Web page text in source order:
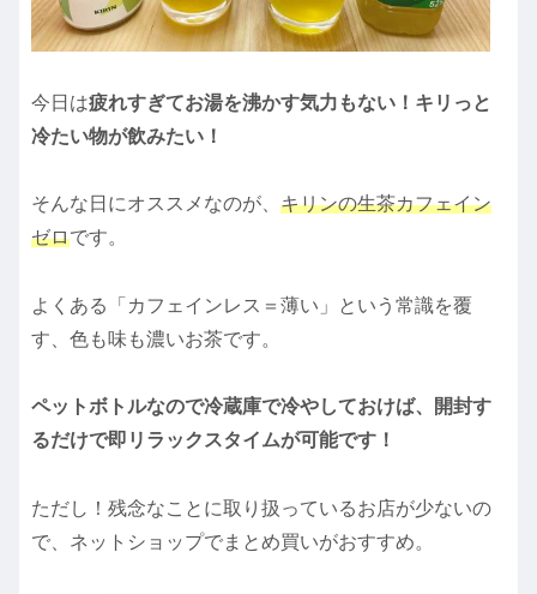
今日は疲れすぎてお湯を沸かす気力もない！キリっと
冷たい物が飲みたい！
そんな日にオススメなのが、 キリンの生茶カフェイン
ゼロです。
よくある「カフェインレス＝薄い」という常識を覆
す、色も味も濃いお茶です。
ペットボトルなので冷蔵庫で冷やしておけば、開封す
るだけで即リラックスタイムが可能です！
ただし！残念なことに取り扱っているお店が少ないの
で、ネットショップでまとめ買いがおすすめ。